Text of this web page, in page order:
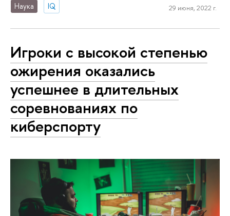
Наука IQ 29 июня, 2022 г.
Игроки с высокой степенью
ожирения оказались
успешнее в длительных
соревнованиях по
киберспорту